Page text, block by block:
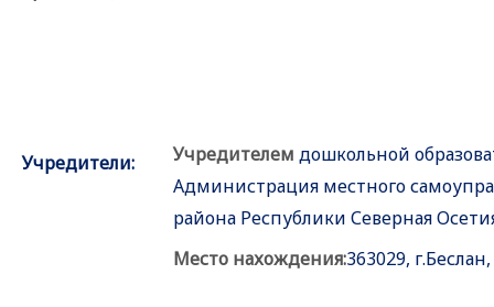
Учредители: Учредителем дошкольной
Администрация местного
района Республики Северная
Место нахождения:363029,